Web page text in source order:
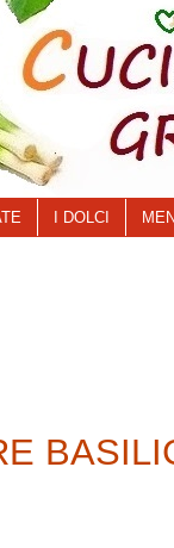
I DOLCI